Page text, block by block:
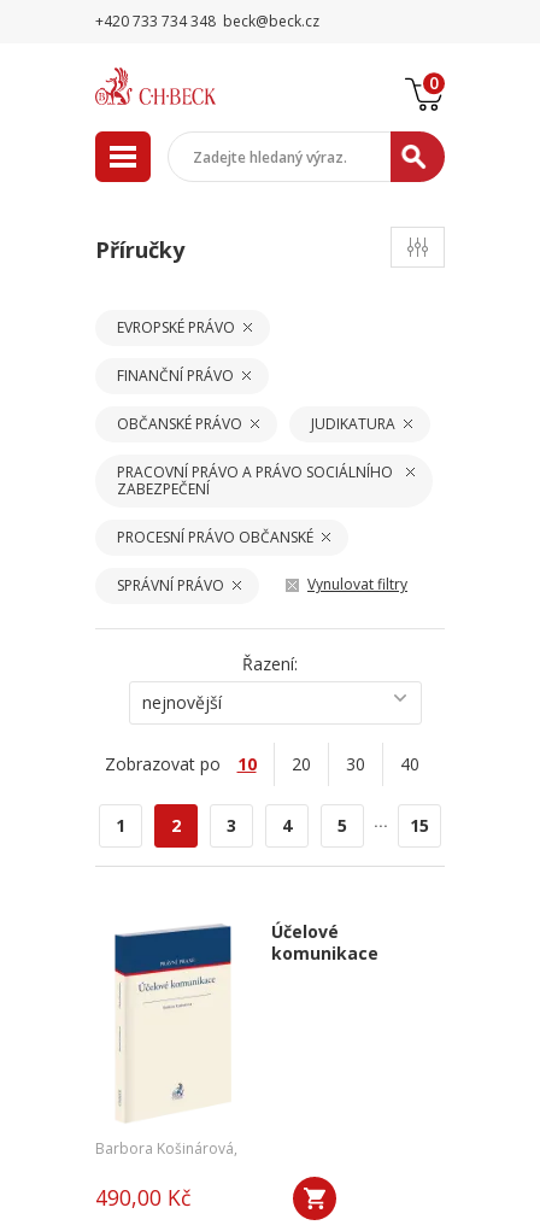
+420 733 734 348 beck@beck.cz
0
Příručky
EVROPSKÉ PRÁVO
FINANČNÍ PRÁVO
OBČANSKÉ PRÁVO JUDIKATURA
PRACOVNÍ PRÁVO A PRÁVO SOCIÁLNÍHO
ZABEZPEČENÍ
PROCESNÍ PRÁVO OBČANSKÉ
SPRÁVNÍ PRÁVO Vynulovat filtry
Řazení:
nejnovější
Zobrazovat po 10 20 30 40
1 2 3 4 5 ... 15
Účelové
komunikace
Barbora Košinárová,
490,00 Kč